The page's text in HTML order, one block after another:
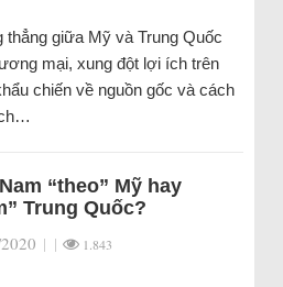
thẳng giữa Mỹ và Trung Quốc
mại, xung đột lợi ích trên
chiến về nguồn gốc và cách
“theo” Mỹ hay
Trung Quốc?
| | 1.843